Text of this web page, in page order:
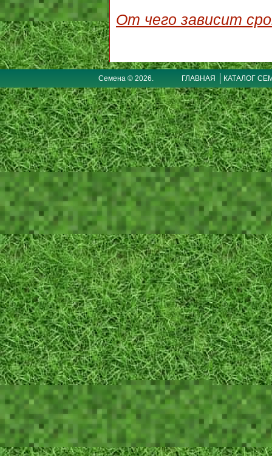
От чего зависит
Семена © 2026. ГЛАВНАЯ КАТАЛОГ